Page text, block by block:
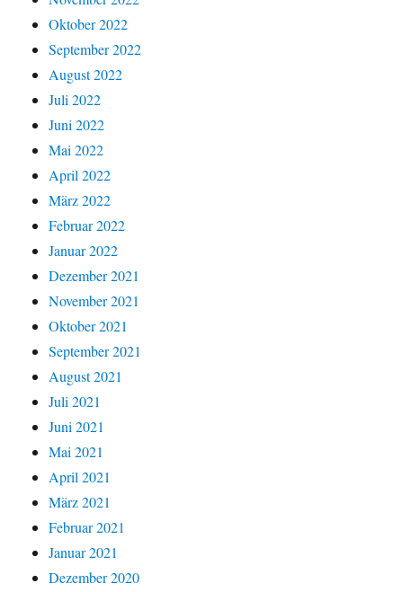
Oktober 2022
September 2022
August 2022
Juli 2022
Juni 2022
Mai 2022
April 2022
März 2022
Februar 2022
Januar 2022
Dezember 2021
November 2021
Oktober 2021
September 2021
August 2021
Juli 2021
Juni 2021
Mai 2021
April 2021
März 2021
Februar 2021
Januar 2021
Dezember 2020